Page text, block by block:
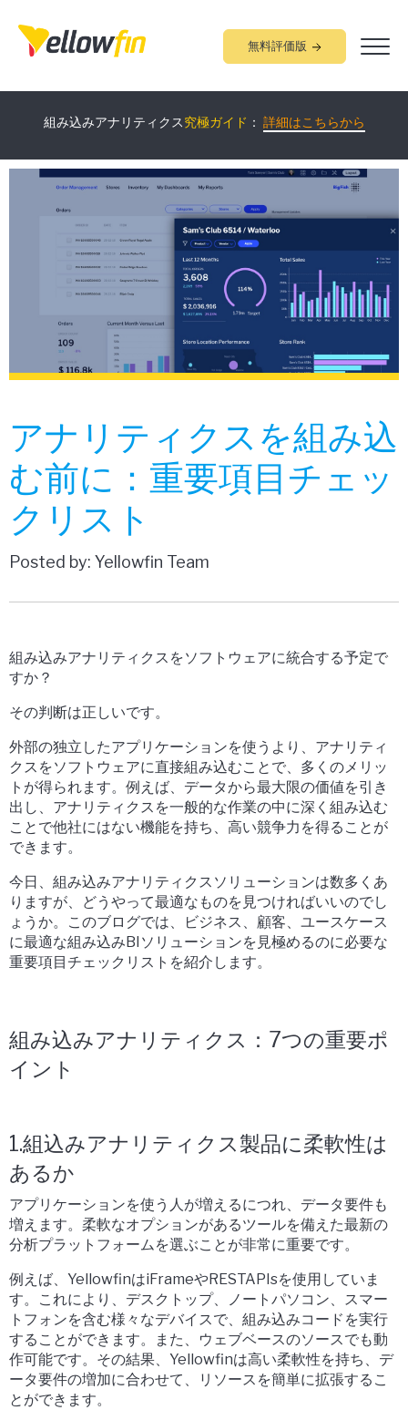
無料評価版
Yellowfinについて60分で学べる オンラインデモ
はこちらから
組み込みアナリティクス究極ガイド ： 詳細はこちらから
アナリティクスを組み込
む前に：重要項目チェッ
クリスト
Posted by: Yellowfin Team
組み込みアナリティクスをソフトウェアに統合する予定で
すか？
その判断は正しいです。
外部の独立したアプリケーションを使うより、アナリティ
クスをソフトウェアに直接組み込むことで、多くのメリッ
トが得られます。例えば、データから最大限の価値を引き
出し、アナリティクスを一般的な作業の中に深く組み込む
ことで他社にはない機能を持ち、高い競争力を得ることが
できます。
今日、組み込みアナリティクスソリューションは数多くあ
りますが、どうやって最適なものを見つければいいのでし
ょうか。このブログでは、ビジネス、顧客、ユースケース
に最適な組み込みBIソリューションを見極めるのに必要な
重要項目チェックリストを紹介します。
組み込みアナリティクス：7つの重要ポ
イント
1.組込みアナリティクス製品に柔軟性は
あるか
アプリケーションを使う人が増えるにつれ、データ要件も
増えます。柔軟なオプションがあるツールを備えた最新の
分析プラットフォームを選ぶことが非常に重要です。
例えば、YellowfinはiFrameやRESTAPIsを使用していま
す。これにより、デスクトップ、ノートパソコン、スマー
トフォンを含む様々なデバイスで、組み込みコードを実行
することができます。また、ウェブベースのソースでも動
作可能です。その結果、Yellowfinは高い柔軟性を持ち、デ
ータ要件の増加に合わせて、リソースを簡単に拡張するこ
とができます。